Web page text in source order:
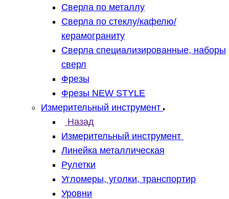
Сверла по металлу
Сверла по стеклу/кафелю/
керамограниту
Сверла специализированные, наборы
сверл
Фрезы
Фрезы NEW STYLE
Измерительный инструмент
Назад
Измерительный инструмент
Линейка металлическая
Рулетки
Угломеры, уголки, транспортир
Уровни